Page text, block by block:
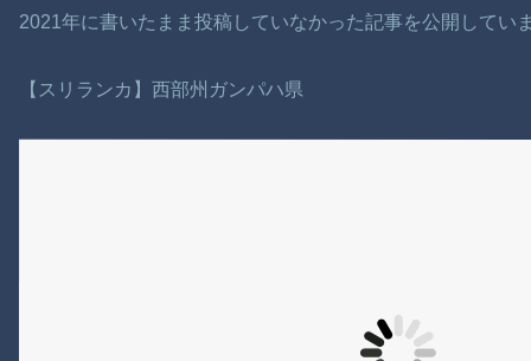
2021年に書いたまま投稿していなかった記事を公開してい
【スリランカ】西部州ガンパハ県